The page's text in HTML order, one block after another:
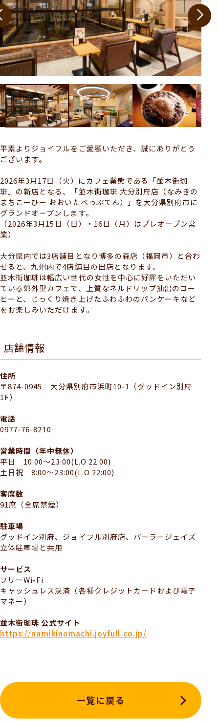
平素よりジョイフルをご愛顧いただき、誠にありがとう
ございます。
2026年3月17日（火）にカフェ業態である「並木街珈
琲」の新店となる、「並木街珈琲 大分別府店（なみきの
まちこーひー おおいたべっぷてん）」を大分県別府市に
グランドオープンします。
（2026年3月15日（日）・16日（月）はプレオープン営
業）
大分県内では3店舗目となり博多の森店（福岡市）と合わ
せると、九州内で4店舗目の出店となります。
並木街珈琲は幅広い世代の女性を中心に好評をいただい
ている郊外型カフェで、上質なネルドリップ抽出のコー
ヒーと、じっくり焼き上げたふわふわのパンケーキなど
をお楽しみいただけます。
店舗情報
住所
〒874-0945 大分県別府市浜町10-1（グッドイン別府
1F）
電話
0977-76-8210
営業時間（年中無休）
平日 10:00～23:00(L.O 22:00)
土日祝 8:00～23:00(L.O 22:00)
客席数
91席（全席禁煙）
駐車場
グッドイン別府、ジョイフル別府店、パーラージェイズ
立体駐車場と共用
サービス
フリーWi-Fi
キャッシュレス決済（各種クレジットカードおよび電子
マネー）
並木街珈琲 公式サイト
https://namikinomachi.joyfull.co.jp/
一覧に戻る